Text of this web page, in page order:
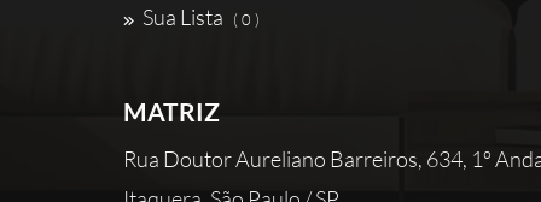
Sua Lista ( 0 )
MATRIZ
Rua Doutor Aureliano Barreiros, 634, 1º